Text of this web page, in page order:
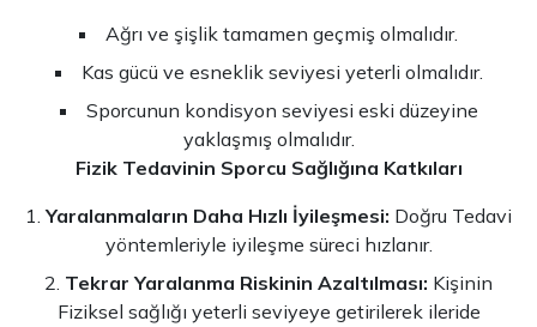
Ağrı ve şişlik tamamen geçmiş olmalıdır.
Kas gücü ve esneklik seviyesi yeterli olmalıdır.
Sporcunun kondisyon seviyesi eski düzeyine
yaklaşmış olmalıdır.
Fizik Tedavinin Sporcu Sağlığına Katkıları
Yaralanmaların Daha Hızlı İyileşmesi: Doğru Tedavi
yöntemleriyle iyileşme süreci hızlanır.
Tekrar Yaralanma Riskinin Azaltılması: Kişinin
Fiziksel sağlığı yeterli seviyeye getirilerek ileride